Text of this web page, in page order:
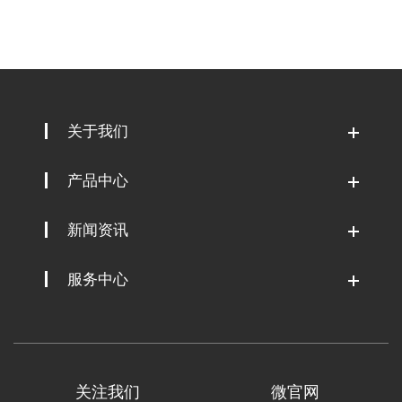
关于我们
产品中心
新闻资讯
服务中心
微官网
关注我们